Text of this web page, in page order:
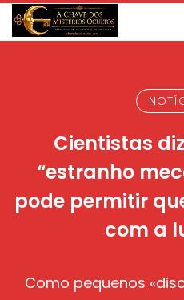
Cientistas
“estranho
pode permitir
com a
Como pequenos